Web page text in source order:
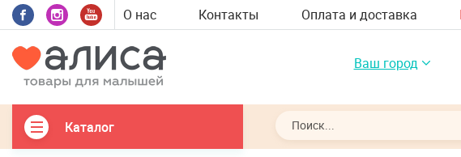
О нас Контакты Оплата и доставка
Ваш город
Каталог